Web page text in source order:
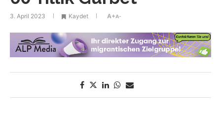
3. April 2023 Kaydet A+A-